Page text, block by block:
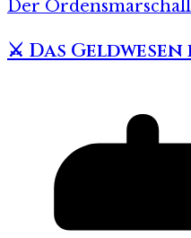
Der Ordensmarschall
⚔️ Das